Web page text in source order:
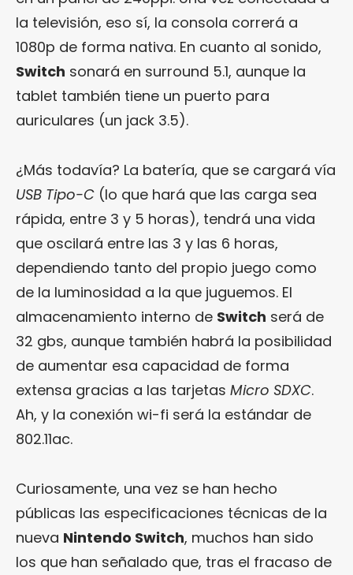
la televisión, eso sí, la consola correrá a
1080p de forma nativa. En cuanto al sonido,
Switch sonará en surround 5.1, aunque la
tablet también tiene un puerto para
auriculares (un jack 3.5).
¿Más todavía? La batería, que se cargará vía
USB Tipo-C (lo que hará que las carga sea
rápida, entre 3 y 5 horas), tendrá una vida
que oscilará entre las 3 y las 6 horas,
dependiendo tanto del propio juego como
de la luminosidad a la que juguemos. El
almacenamiento interno de Switch será de
32 gbs, aunque también habrá la posibilidad
de aumentar esa capacidad de forma
extensa gracias a las tarjetas Micro SDXC.
Ah, y la conexión wi-fi será la estándar de
802.11ac.
Curiosamente, una vez se han hecho
públicas las especificaciones técnicas de la
nueva Nintendo Switch, muchos han sido
los que han señalado que, tras el fracaso de